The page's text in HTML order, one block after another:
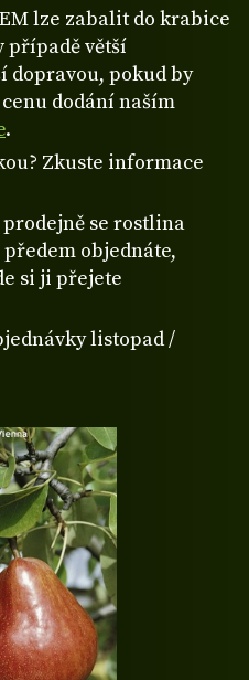
lze zabalit do krabice
případě větší
dopravou, pokud by
dodání naším
.
Zkuste informace
se rostlina
objednáte,
si ji přejete
listopad /